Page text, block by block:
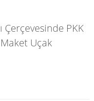
Çerçevesinde PKK
Uçak